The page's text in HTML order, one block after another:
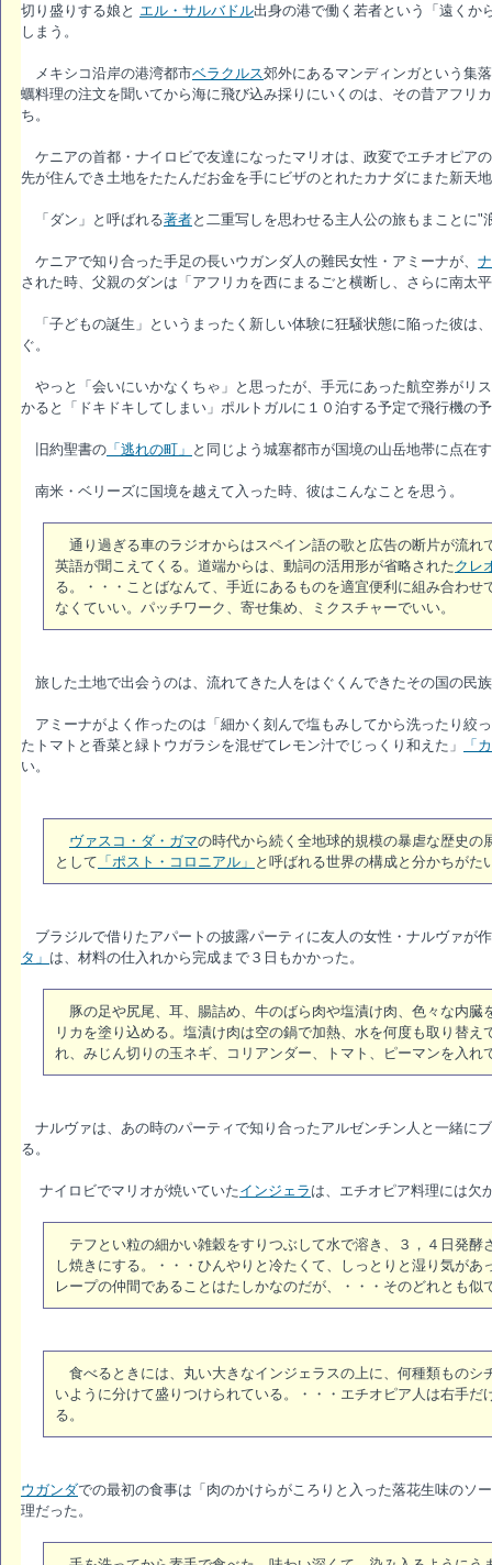
切り盛りする娘と エル・サルバドル出身の港で働く若者という「遠くか
しまう。
メキシコ沿岸の港湾都市ベラクルス郊外にあるマンディンガという集
蠣料理の注文を聞いてから海に飛び込み採りにいくのは、その昔アフリ
ち。
ケニアの首都・ナイロビで友達になったマリオは、政変でエチオピア
先が住んでき土地をたたんだお金を手にビザのとれたカナダにまた新天
「ダン」と呼ばれる著者と二重写しを思わせる主人公の旅もまことに"
ケニアで知り合った手足の長いウガンダ人の難民女性・アミーナが、
された時、父親のダンは「アフリカを西にまるごと横断し、さらに南太
「子どもの誕生」というまったく新しい体験に狂騒状態に陥った彼は
ぐ。
やっと「会いにいかなくちゃ」と思ったが、手元にあった航空券がリ
かると「ドキドキしてしまい」ポルトガルに１０泊する予定で飛行機の
旧約聖書の 「逃れの町」 と同じよう城塞都市が国境の山岳地帯に点在
南米・ベリーズに国境を越えて入った時、彼はこんなことを思う。
通り過ぎる車のラジオからはスペイン語の歌と広告の断片が流れ
英語が聞こえてくる。道端からは、動詞の活用形が省略されたクレ
る。・・・ことばなんて、手近にあるものを適宜便利に組み合わ
なくていい。パッチワーク、寄せ集め、ミクスチャーでいい。
旅した土地で出会うのは、流れてきた人をはぐくんできたその国の民
アミーナがよく作ったのは「細かく刻んで塩もみしてから洗ったり絞
たトマトと香菜と緑トウガラシを混ぜてレモン汁でじっくり和えた」
「
い。
ヴァスコ・ダ・ガマの時代から続く全地球的規模の暴虐な歴史
として 「ポスト・コロニアル」 と呼ばれる世界の構成と分かちがた
ブラジルで借りたアパートの披露パーティに友人の女性・ナルヴァが
タ」 は、材料の仕入れから完成まで３日もかかった。
豚の足や尻尾、耳、腸詰め、牛のばら肉や塩漬け肉、色々な内臓
リカを塗り込める。塩漬け肉は空の鍋で加熱、水を何度も取り替
れ、みじん切りの玉ネギ、コリアンダー、トマト、ピーマンを入
ナルヴァは、あの時のパーティで知り合ったアルゼンチン人と一緒に
る。
ナイロビでマリオが焼いていたインジェラ は、エチオピア料理には欠
テフとい粒の細かい雑穀をすりつぶして水で溶き、３，４日発酵
し焼きにする。・・・ひんやりと冷たくて、しっとりと湿り気が
レープの仲間であることはたしかなのだが、・・・そのどれとも似
食べるときには、丸い大きなインジェラスの上に、何種類ものシ
いように分けて盛りつけられている。・・・エチオピア人は右手
る。
ウガンダでの最初の食事は「肉のかけらがころりと入った落花生味のソ
理だった。